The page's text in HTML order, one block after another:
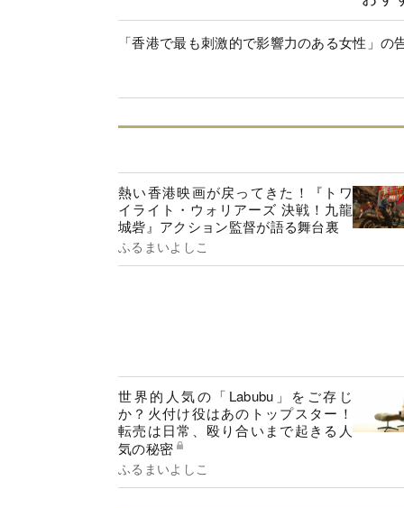
「香港で最も刺激的で影響力のある女性」の
熱い香港映画が戻ってきた！『トワ
イライト・ウォリアーズ 決戦！九龍
城砦』アクション監督が語る舞台裏
ふるまいよしこ
世界的人気の「Labubu」をご存じ
か？火付け役はあのトップスター！
転売は日常、殴り合いまで起きる人
気の秘密
ふるまいよしこ